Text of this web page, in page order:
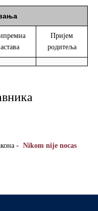
Пријем
родитеља
- Nikom nije nocas